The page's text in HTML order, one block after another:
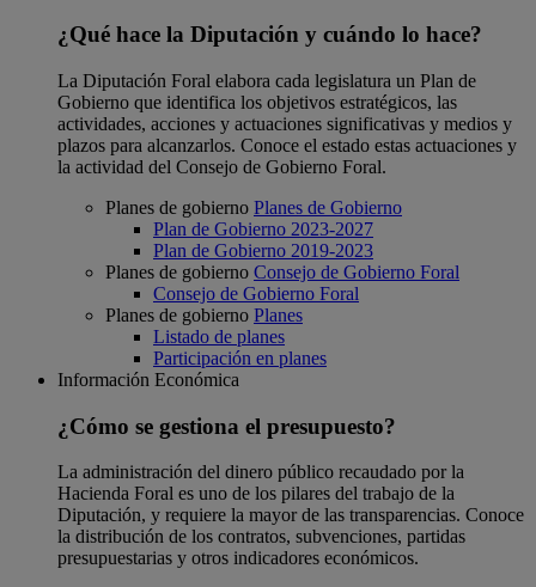
¿Qué hace la Diputación y cuándo lo hace?
La Diputación Foral elabora cada legislatura un Plan de
Gobierno que identifica los objetivos estratégicos, las
actividades, acciones y actuaciones significativas y medios y
plazos para alcanzarlos. Conoce el estado estas actuaciones y
la actividad del Consejo de Gobierno Foral.
Planes de gobierno Planes de Gobierno
Plan de Gobierno 2023-2027
Plan de Gobierno 2019-2023
Planes de gobierno Consejo de Gobierno Foral
Consejo de Gobierno Foral
Planes de gobierno Planes
Listado de planes
Participación en planes
Información Económica
¿Cómo se gestiona el presupuesto?
La administración del dinero público recaudado por la
Hacienda Foral es uno de los pilares del trabajo de la
Diputación, y requiere la mayor de las transparencias. Conoce
la distribución de los contratos, subvenciones, partidas
presupuestarias y otros indicadores económicos.